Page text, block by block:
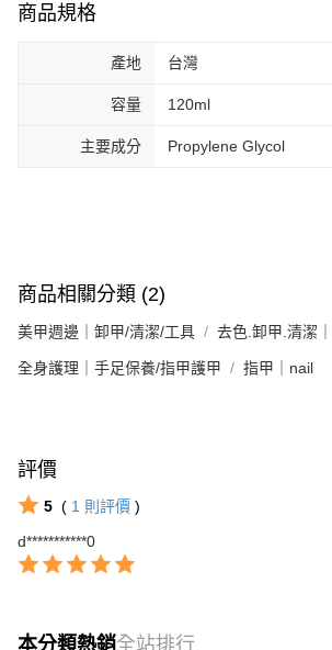
商品規格
產地 台灣
容量 120ml
主要成分 Propylene Glycol
商品相關分類 (2)
美甲週邊｜卸甲/清潔/工具 去色.卸甲.清潔
全身護理｜手足保養/指甲護甲 指甲｜nail
評價
5 ( 1 則評價 )
d***********0
本分類熱銷全站排行